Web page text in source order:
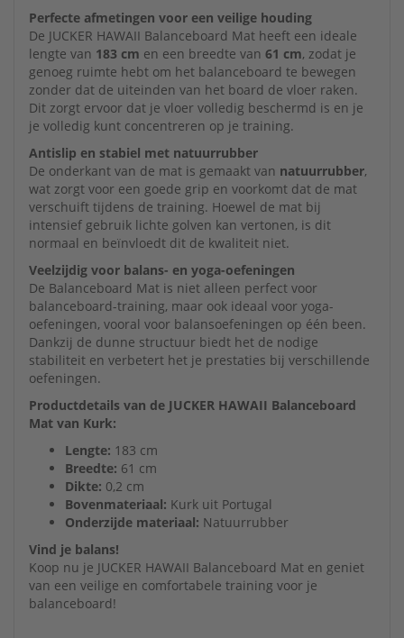
Perfecte afmetingen voor een veilige houding
De JUCKER HAWAII Balanceboard Mat heeft een ideale
lengte van 183 cm en een breedte van 61 cm, zodat je
genoeg ruimte hebt om het balanceboard te bewegen
zonder dat de uiteinden van het board de vloer raken.
Dit zorgt ervoor dat je vloer volledig beschermd is en je
je volledig kunt concentreren op je training.
Antislip en stabiel met natuurrubber
De onderkant van de mat is gemaakt van natuurrubber,
wat zorgt voor een goede grip en voorkomt dat de mat
verschuift tijdens de training. Hoewel de mat bij
intensief gebruik lichte golven kan vertonen, is dit
normaal en beïnvloedt dit de kwaliteit niet.
Veelzijdig voor balans- en yoga-oefeningen
De Balanceboard Mat is niet alleen perfect voor
balanceboard-training, maar ook ideaal voor yoga-
oefeningen, vooral voor balansoefeningen op één been.
Dankzij de dunne structuur biedt het de nodige
stabiliteit en verbetert het je prestaties bij verschillende
oefeningen.
Productdetails van de JUCKER HAWAII Balanceboard
Mat van Kurk:
Lengte: 183 cm
Breedte: 61 cm
Dikte: 0,2 cm
Bovenmateriaal: Kurk uit Portugal
Onderzijde materiaal: Natuurrubber
Vind je balans!
Koop nu je JUCKER HAWAII Balanceboard Mat en geniet
van een veilige en comfortabele training voor je
balanceboard!